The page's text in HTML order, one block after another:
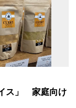
ス」 家庭向け